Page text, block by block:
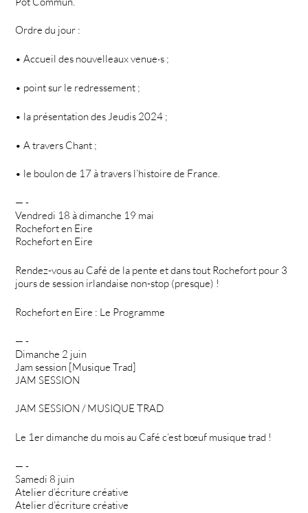
Ordre du jour :
• Accueil des nouvelleaux venue·s ;
• point sur le redressement ;
• la présentation des Jeudis 2024 ;
• A travers Chant ;
• le boulon de 17 à travers l’histoire de France.
— -
Vendredi 18 à dimanche 19 mai
Rochefort en Eire
Rochefort en Eire
Rendez-vous au Café de la pente et dans tout Rochefort pour 3
jours de session irlandaise non-stop (presque) !
Rochefort en Eire : Le Programme
— -
Dimanche 2 juin
Jam session [Musique Trad]
JAM SESSION
JAM SESSION / MUSIQUE TRAD
Le 1er dimanche du mois au Café c’est bœuf musique trad !
— -
Samedi 8 juin
Atelier d’écriture créative
Atelier d’écriture créative